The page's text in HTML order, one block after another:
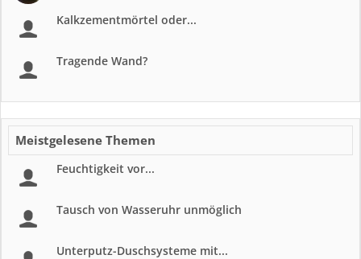
Kalkzementmörtel oder...
Tragende Wand?
Meistgelesene Themen
Feuchtigkeit vor...
Tausch von Wasseruhr unmöglich
Unterputz-Duschsysteme mit...